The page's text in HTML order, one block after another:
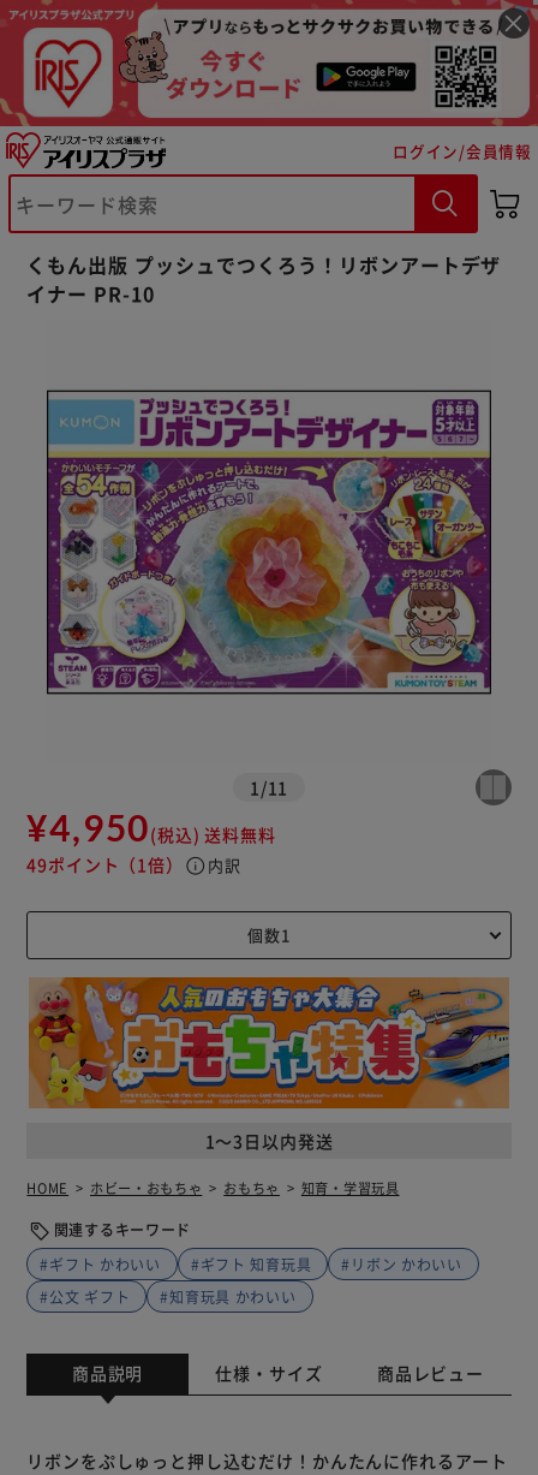
ログイン/会員情報
くもん出版 プッシュでつくろう！リボンアートデザ
イナー PR-10
1 /11
¥4,950(税込) 送料無料
49ポイント （1倍） info 内訳
1～3日以内発送
HOME ホビー・おもちゃ おもちゃ 知育・学習玩具
関連するキーワード
#ギフト かわいい
#ギフト 知育玩具
#リボン かわいい
#公文 ギフト
#知育玩具 かわいい
商品説明 仕様・サイズ 商品レビュー
リボンをぷしゅっと押し込むだけ！かんたんに作れるアート
※ご確認ください
カートに入れる